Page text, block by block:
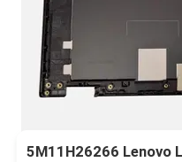
5M11H26266 Lenovo